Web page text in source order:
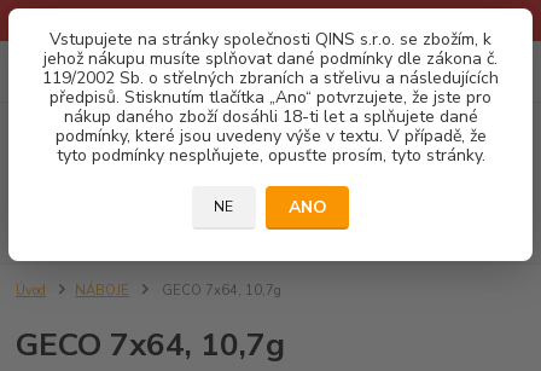
Vstupujete na stránky společnosti QINS s.r.o. se zbožím, k
jehož nákupu musíte splňovat dané podmínky dle zákona č.
119/2002 Sb. o střelných zbraních a střelivu a následujících
předpisů. Stisknutím tlačítka „Ano“ potvrzujete, že jste pro
nákup daného zboží dosáhli 18-ti let a splňujete dané
podmínky, které jsou uvedeny výše v textu. V případě, že
tyto podmínky nesplňujete, opusťte prosím, tyto stránky.
NE ANO
Menu
CZK 0
za0,00 Kč
Úvod NÁBOJE GECO 7x64, 10,7g
GECO 7x64, 10,7g